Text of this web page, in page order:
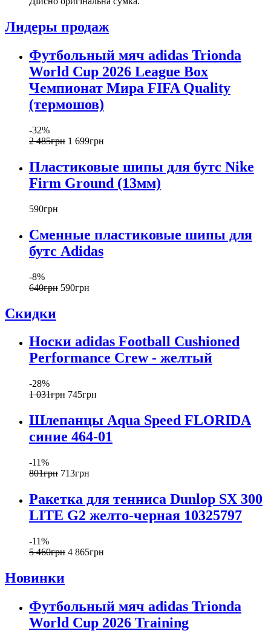
Лидеры продаж
Футбольный мяч adidas Trionda
World Cup 2026 League Box
Чемпионат Мира FIFA Quality
(термошов)
-32%
2 485грн 1 699грн
Пластиковые шипы для бутс Nike
Firm Ground (13мм)
590грн
Сменные пластиковые шипы для
бутс Adidas
-8%
640грн 590грн
Скидки
Носки adidas Football Cushioned
Performance Crew - желтый
-28%
1 031грн 745грн
Шлепанцы Aqua Speed FLORIDA
синие 464-01
-11%
801грн 713грн
Ракетка для тенниса Dunlop SX 300
LITE G2 желто-черная 10325797
-11%
5 460грн 4 865грн
Новинки
Футбольный мяч adidas Trionda
World Cup 2026 Training